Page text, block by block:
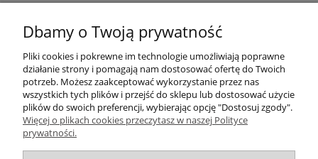
przyrody. Na środku znajduje się napis: ,,Witaj szkoło!'', zaś poniżej
Okrągły magnes ma średnicę 56 mm. Składa się on z tylnej blachy z
magnesem, przedniej blaszki, wyciętej grafiki oraz folii
zabezpieczającej. Elementy łączone są w prasie.
Pomoc
Dbamy o Twoją prywatność
Pliki cookies i pokrewne im technologie umożliwiają poprawne
działanie strony i pomagają nam dostosować ofertę do Twoich
potrzeb. Możesz zaakceptować wykorzystanie przez nas
wszystkich tych plików i przejść do sklepu lub dostosować użycie
plików do swoich preferencji, wybierając opcję "Dostosuj zgody".
Więcej o plikach cookies przeczytasz w naszej Polityce
prywatności.